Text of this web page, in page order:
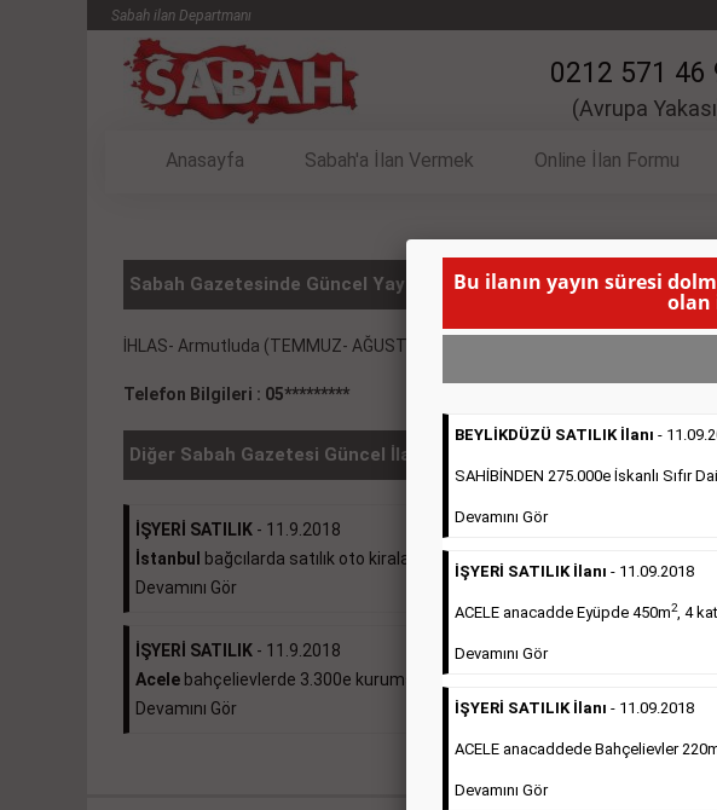
Sabah ilan Departmanı
0212 571 46
(Avrupa
Anasayfa Sabah'a İlan Vermek Online İlan Formu
Sabah Gazetesinde Güncel Yayınlanmış KİRALIK İlanı
İHLAS- Armutluda (TEMMUZ- AĞUSTOS ARASI) 30 gün. ( BU İLANIN
Telefon Bilgileri : 05*********
Diğer Sabah Gazetesi Güncel İlanlar
İŞYERİ SATILIK - 11.9.2018
İstanbul
bağcılarda satılık oto kiralama...
Devamını Gör
İŞYERİ SATILIK - 11.9.2018
Acele bahçelievlerde 3.300e kurumsal kiracılı 490...
Devamını Gör
Devamını Gör
Bu ilanın yayın süresi
olan
BEYLİKDÜZÜ SATILIK İlanı -
SAHİBİNDEN 275.000e İskanlı Sıfır
Devamını Gör
İŞYERİ SATILIK İlanı - 11.09.2018
ACELE anacadde Eyüpde 450m2, 4
Devamını Gör
İŞYERİ SATILIK İlanı - 11.09.2018
ACELE anacaddede Bahçelievler
Devamını Gör